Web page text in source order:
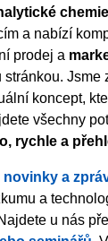
chemie
a nabízí
prodej a
stránkou. Jsme
koncept,
všechny
rychle a
novinky a
a
u nás